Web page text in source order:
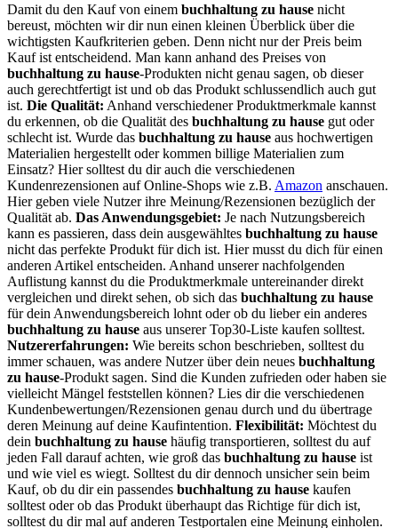
Damit du den Kauf von einem buchhaltung zu hause nicht
bereust, möchten wir dir nun einen kleinen Überblick über die
wichtigsten Kaufkriterien geben. Denn nicht nur der Preis beim
Kauf ist entscheidend. Man kann anhand des Preises von
buchhaltung zu hause-Produkten nicht genau sagen, ob dieser
auch gerechtfertigt ist und ob das Produkt schlussendlich auch gut
ist. Die Qualität: Anhand verschiedener Produktmerkmale kannst
du erkennen, ob die Qualität des buchhaltung zu hause gut oder
schlecht ist. Wurde das buchhaltung zu hause aus hochwertigen
Materialien hergestellt oder kommen billige Materialien zum
Einsatz? Hier solltest du dir auch die verschiedenen
Kundenrezensionen auf Online-Shops wie z.B. Amazon anschauen.
Hier geben viele Nutzer ihre Meinung/Rezensionen bezüglich der
Qualität ab. Das Anwendungsgebiet: Je nach Nutzungsbereich
kann es passieren, dass dein ausgewähltes buchhaltung zu hause
nicht das perfekte Produkt für dich ist. Hier musst du dich für einen
anderen Artikel entscheiden. Anhand unserer nachfolgenden
Auflistung kannst du die Produktmerkmale untereinander direkt
vergleichen und direkt sehen, ob sich das buchhaltung zu hause
für dein Anwendungsbereich lohnt oder ob du lieber ein anderes
buchhaltung zu hause aus unserer Top30-Liste kaufen solltest.
Nutzererfahrungen: Wie bereits schon beschrieben, solltest du
immer schauen, was andere Nutzer über dein neues buchhaltung
zu hause-Produkt sagen. Sind die Kunden zufrieden oder haben sie
vielleicht Mängel feststellen können? Lies dir die verschiedenen
Kundenbewertungen/Rezensionen genau durch und du übertrage
deren Meinung auf deine Kaufintention. Flexibilität: Möchtest du
dein buchhaltung zu hause häufig transportieren, solltest du auf
jeden Fall darauf achten, wie groß das buchhaltung zu hause ist
und wie viel es wiegt. Solltest du dir dennoch unsicher sein beim
Kauf, ob du dir ein passendes buchhaltung zu hause kaufen
solltest oder ob das Produkt überhaupt das Richtige für dich ist,
solltest du dir mal auf anderen Testportalen eine Meinung einholen.